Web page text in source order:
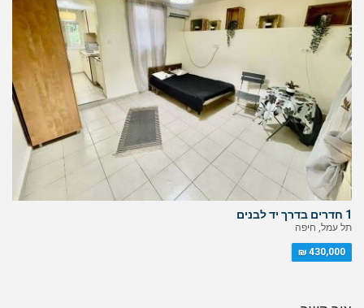
1 חדרים בדרך יד לבנים
תל עמל, חיפה
430,000 ₪